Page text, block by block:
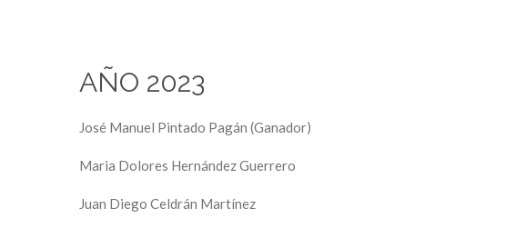
AÑO 2023
José Manuel Pintado Pagán (Ganador)
Maria Dolores Hernández Guerrero
Juan Diego Celdrán Martínez